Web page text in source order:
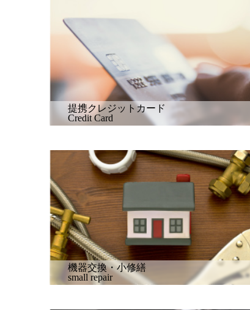
提携クレジットカード
Credit Card
機器交換・小修繕
small repair